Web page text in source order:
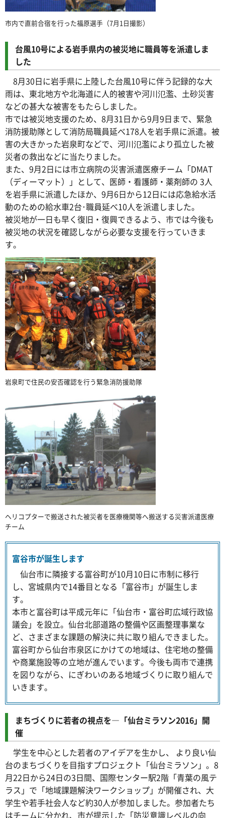
市内で直前合宿を行った福原選手（7月1日撮影）
台風10号による岩手県内の被災地に職員等を派遣しま
した
8月30日に岩手県に上陸した台風10号に伴う記録的な大
雨は、東北地方や北海道に人的被害や河川氾濫、土砂災害
などの甚大な被害をもたらしました。
市では被災地支援のため、8月31日から9月9日まで、緊急
消防援助隊として消防局職員延べ178人を岩手県に派遣。被
害の大きかった岩泉町などで、河川氾濫により孤立した被
災者の救出などに当たりました。
また、9月2日には市立病院の災害派遣医療チーム「DMAT
（ディーマット）」として、医師・看護師・薬剤師の 3人
を岩手県に派遣したほか、9月6日から12日には応急給水活
動のための給水車2台･職員延べ10人を派遣しました。
被災地が一日も早く復旧・復興できるよう、市では今後も
被災地の状況を確認しながら必要な支援を行っていきま
す。
岩泉町で住民の安否確認を行う緊急消防援助隊
ヘリコプターで搬送された被災者を医療機関等へ搬送する災害派遣医療
チーム
富谷市が誕生します
仙台市に隣接する富谷町が10月10日に市制に移行
し、宮城県内で14番目となる「富谷市」が誕生しま
す。
本市と富谷町は平成元年に「仙台市・富谷町広域行政協
議会」を設立。仙台北部道路の整備や区画整理事業な
ど、さまざまな課題の解決に共に取り組んできました。
富谷町から仙台市泉区にかけての地域は、住宅地の整備
や商業施設等の立地が進んでいます。今後も両市で連携
を図りながら、にぎわいのある地域づくりに取り組んで
いきます。
まちづくりに若者の視点を―「仙台ミラソン2016」開
催
学生を中心とした若者のアイデアを生かし、 より良い仙
台のまちづくりを目指すプロジェクト「仙台ミラソン」。8
月22日から24日の3日間、国際センター駅2階「青葉の風テ
ラス」で「地域課題解決ワークショップ」が開催され、大
学生や若手社会人など約30人が参加しました。参加者たち
はチームに分かれ、市が提示した「防災意識レベルの向